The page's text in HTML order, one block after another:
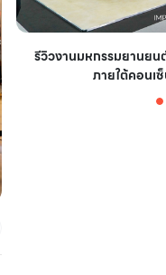
รีวิวงานมหกรรมยานย
ภายใต้คอนเ